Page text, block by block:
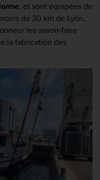
, et sont équipées de
de 30 km de Lyon.
les savoir-faire
la fabrication des